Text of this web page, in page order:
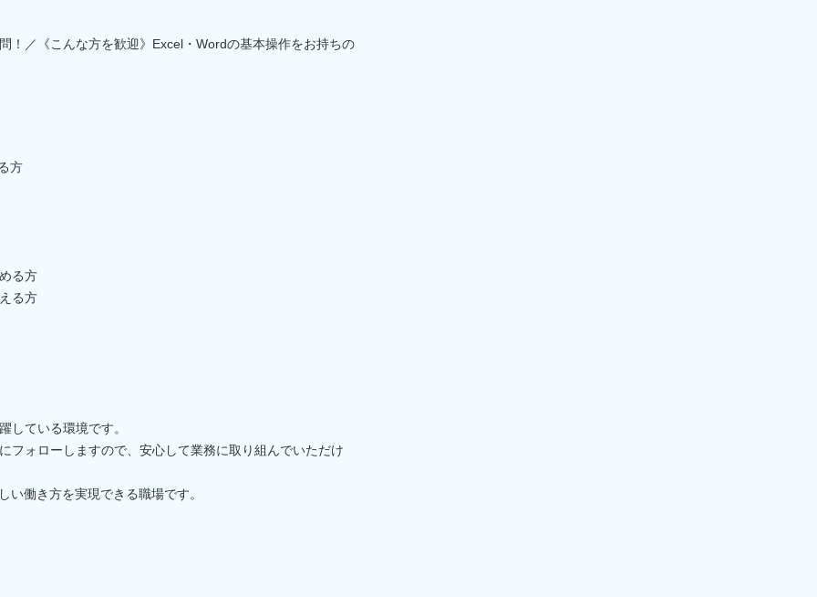
！／《こんな方を歓迎》Excel・Wordの基本操作をお持ちの
方
る方
る方
している環境です。
フォローしますので、安心して業務に取り組んでいただけ
い働き方を実現できる職場です。